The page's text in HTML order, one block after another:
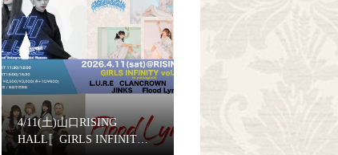
4/11(土)山口RISING
HALL〚GIRLS INFINIT…